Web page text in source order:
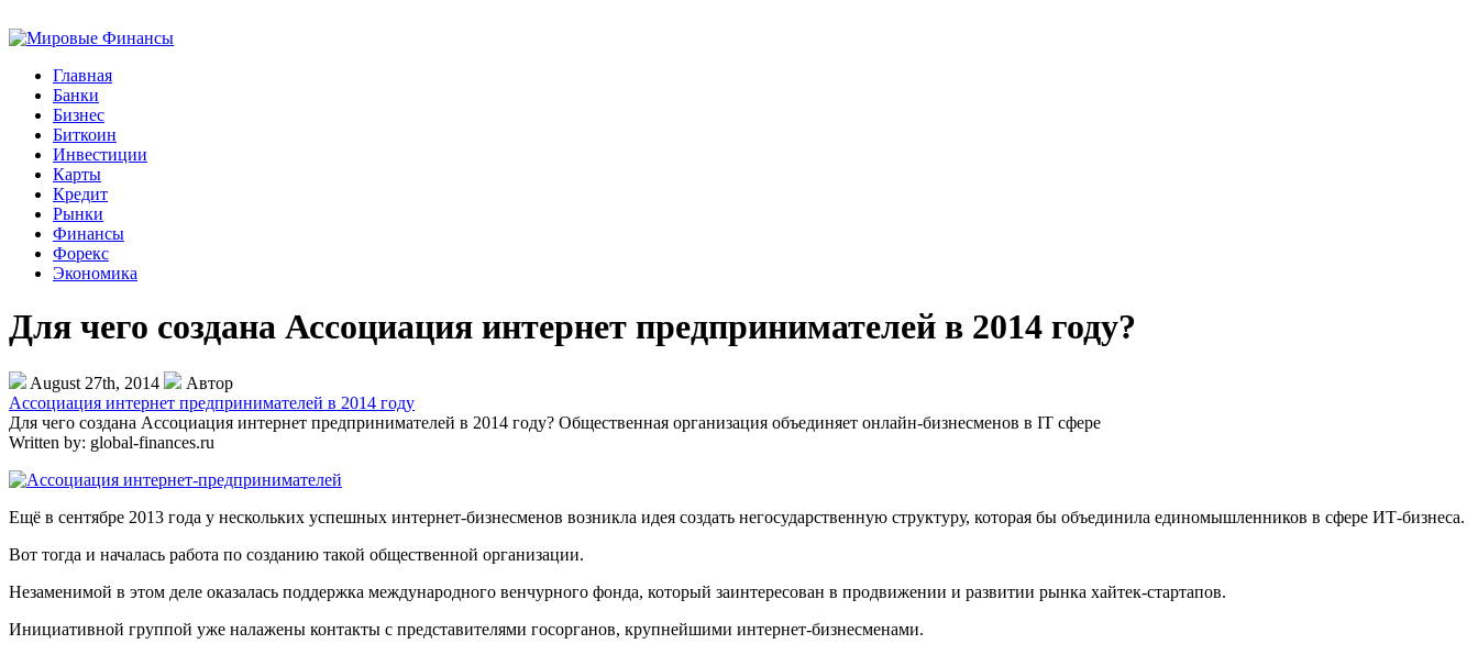
Главная
Банки
Бизнес
Биткоин
Инвестиции
Карты
Кредит
Рынки
Финансы
Форекс
Экономика
Для чего создана Ассоциация интернет предпринимателей в 2014 году?
August 27th, 2014
Автор
Ассоциация интернет предпринимателей в 2014 году
Для чего создана Ассоциация интернет предпринимателей в 2014 году? Общественная организация объединяет онлайн-бизнесменов в IT сфере
Written by: global-finances.ru
Ещё в сентябре 2013 года у нескольких успешных интернет-бизнесменов возникла идея создать негосударственную структуру, которая бы объединила единомышленников в сфере ИТ-бизнеса.
Вот тогда и началась работа по созданию такой общественной организации.
Незаменимой в этом деле оказалась поддержка международного венчурного фонда, который заинтересован в продвижении и развитии рынка хайтек-стартапов.
Инициативной группой уже налажены контакты с представителями госорганов, крупнейшими интернет-бизнесменами.